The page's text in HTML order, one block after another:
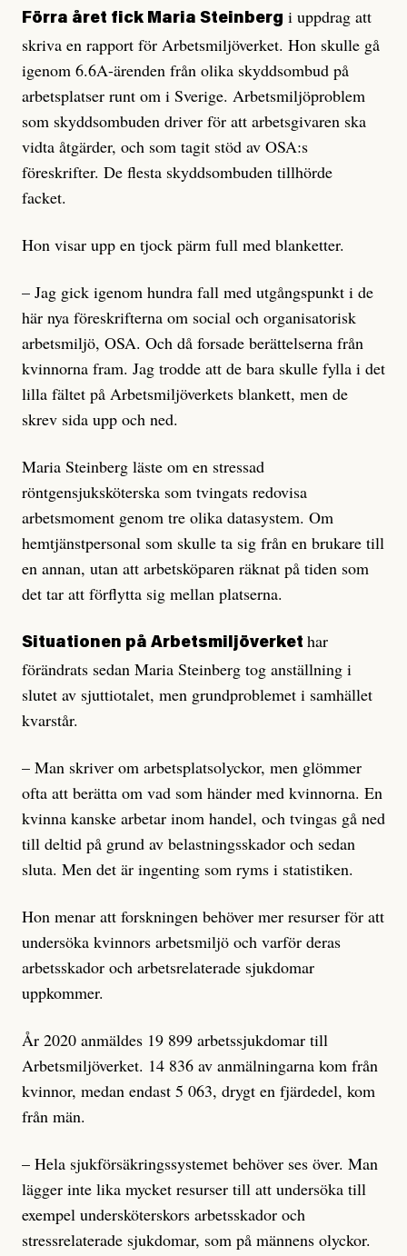
Förra året fick Maria Steinberg i uppdrag att
skriva en rapport för Arbetsmiljöverket. Hon skulle gå
igenom 6.6A-ärenden från olika skyddsombud på
arbetsplatser runt om i Sverige. Arbetsmiljöproblem
som skyddsombuden driver för att arbetsgivaren ska
vidta åtgärder, och som tagit stöd av OSA:s
föreskrifter. De flesta skyddsombuden tillhörde
facket.
Hon visar upp en tjock pärm full med blanketter.
– Jag gick igenom hundra fall med utgångspunkt i de
här nya föreskrifterna om social och organisatorisk
arbetsmiljö, OSA. Och då forsade berättelserna från
kvinnorna fram. Jag trodde att de bara skulle fylla i det
lilla fältet på Arbetsmiljöverkets blankett, men de
skrev sida upp och ned.
Maria Steinberg läste om en stressad
röntgensjuksköterska som tvingats redovisa
arbetsmoment genom tre olika datasystem. Om
hemtjänstpersonal som skulle ta sig från en brukare till
en annan, utan att arbetsköparen räknat på tiden som
det tar att förflytta sig mellan platserna.
Situationen på Arbetsmiljöverket har
förändrats sedan Maria Steinberg tog anställning i
slutet av sjuttiotalet, men grundproblemet i samhället
kvarstår.
– Man skriver om arbetsplatsolyckor, men glömmer
ofta att berätta om vad som händer med kvinnorna. En
kvinna kanske arbetar inom handel, och tvingas gå ned
till deltid på grund av belastningsskador och sedan
sluta. Men det är ingenting som ryms i statistiken.
Hon menar att forskningen behöver mer resurser för att
undersöka kvinnors arbetsmiljö och varför deras
arbetsskador och arbetsrelaterade sjukdomar
uppkommer.
År 2020 anmäldes 19 899 arbetssjukdomar till
Arbetsmiljöverket. 14 836 av anmälningarna kom från
kvinnor, medan endast 5 063, drygt en fjärdedel, kom
från män.
– Hela sjukförsäkringssystemet behöver ses över. Man
lägger inte lika mycket resurser till att undersöka till
exempel undersköterskors arbetsskador och
stressrelaterade sjukdomar, som på männens olyckor.